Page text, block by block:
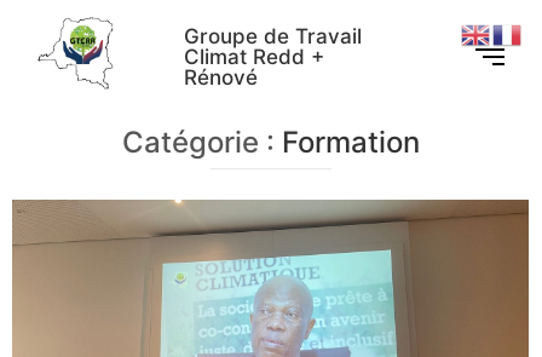
Groupe de Travail
Climat Redd +
Rénové
Catégorie : Formation